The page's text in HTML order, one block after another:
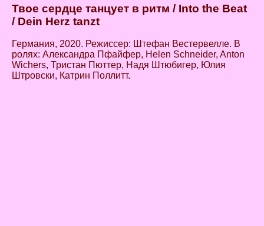
Твое сердце танцует в ритм / Into the Beat
/ Dein Herz tanzt
Германия, 2020. Режиссер: Штефан Вестервелле. В
ролях: Александра Пфайфер, Helen Schneider, Anton
Wichers, Тристан Пюттер, Надя Штюбигер, Юлия
Штровски, Катрин Поллитт.